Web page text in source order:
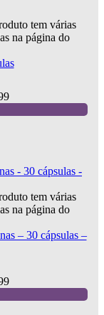
tem várias
na página do
tem várias
na página do
– 30 cápsulas –